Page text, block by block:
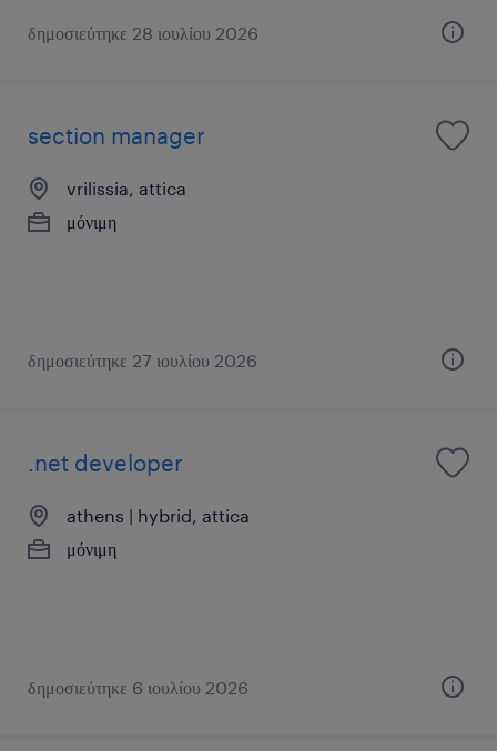
δημοσιεύτηκε 28 ιουλίου 2026
section manager
vrilissia, attica
μόνιμη
δημοσιεύτηκε 27 ιουλίου 2026
.net developer
athens | hybrid, attica
μόνιμη
δημοσιεύτηκε 6 ιουλίου 2026